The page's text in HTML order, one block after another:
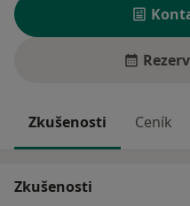
Zkušenosti Ceník
Zkušenosti